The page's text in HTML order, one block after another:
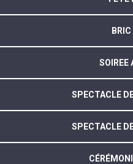
SOIREE
SPECTACLE
SPECTACLE